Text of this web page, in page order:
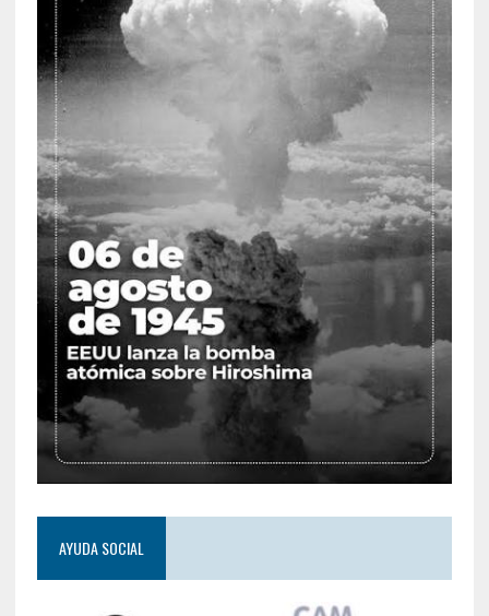
AYUDA SOCIAL